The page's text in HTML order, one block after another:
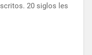
20 siglos les